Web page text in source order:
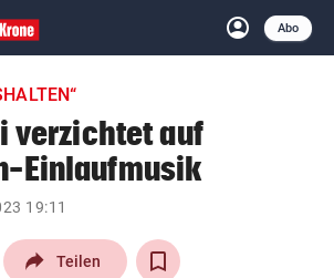
account_circle
Anmelden
Abo
close Schließen
arrow_right
arrow_right
verzichtet auf
Einlaufmusik
19:11
Teilen